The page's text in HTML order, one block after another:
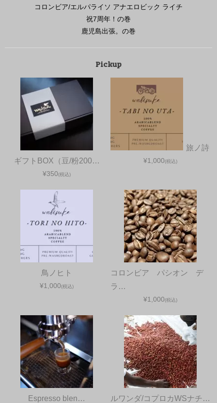
コロンビア/エルパライソ アナエロビック ライチ
祝7周年！の巻
鹿児島出張。の巻
Pickup
ギフトBOX（豆/粉200…
¥350(税込)
旅ノ詩
¥1,000(税込)
鳥ノヒト
¥1,000(税込)
コロンビア パシオン デ
ラ…
¥1,000(税込)
Espresso blen… ルワンダ/コプロカWSナチ…